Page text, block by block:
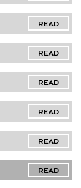
READ
READ
READ
READ
READ
READ